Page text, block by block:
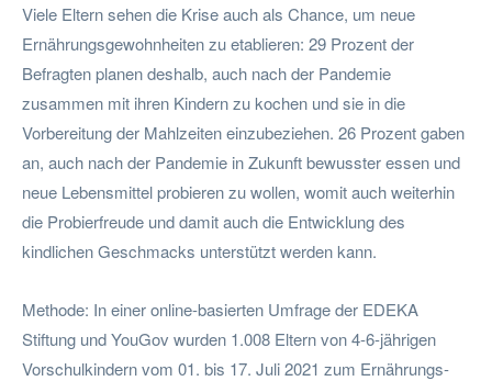
Viele Eltern sehen die Krise auch als Chance, um neue
Ernährungsgewohnheiten zu etablieren: 29 Prozent der
Befragten planen deshalb, auch nach der Pandemie
zusammen mit ihren Kindern zu kochen und sie in die
Vorbereitung der Mahlzeiten einzubeziehen. 26 Prozent gaben
an, auch nach der Pandemie in Zukunft bewusster essen und
neue Lebensmittel probieren zu wollen, womit auch weiterhin
die Probierfreude und damit auch die Entwicklung des
kindlichen Geschmacks unterstützt werden kann.
Methode: In einer online-basierten Umfrage der EDEKA
Stiftung und YouGov wurden 1.008 Eltern von 4-6-jährigen
Vorschulkindern vom 01. bis 17. Juli 2021 zum Ernährungs-